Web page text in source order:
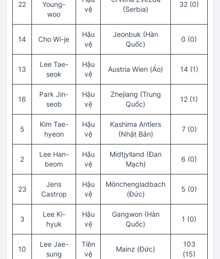
22
Young-
woo
vệ
(Serbia)
32 (0)
14 Cho Wi-je
Hậu
vệ
Jeonbuk (Hàn
Quốc)
0 (0)
13
Lee Tae-
seok
Hậu
vệ
Austria Wien (Áo) 14 (1)
16
Park Jin-
seob
Hậu
vệ
Zhejiang (Trung
Quốc)
12 (1)
5
Kim Tae-
hyeon
Hậu
vệ
Kashima Antlers
(Nhật Bản)
7 (0)
2
Lee Han-
beom
Hậu
vệ
Midtjylland (Đan
Mạch)
6 (0)
23
Jens
Castrop
Hậu
vệ
Mönchengladbach
(Đức)
5 (0)
3
Lee Ki-
hyuk
Hậu
vệ
Gangwon (Hàn
Quốc)
1 (0)
10
Lee Jae-
sung
Tiền
vệ
Mainz (Đức)
103
(15)